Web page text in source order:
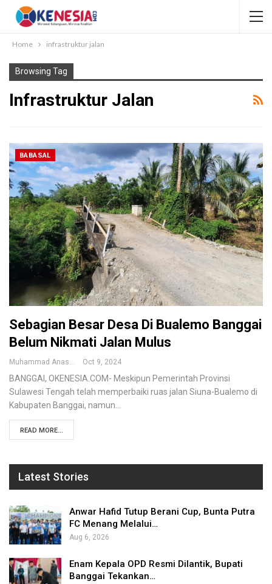
Home infrastruktur jalan
Browsing Tag
Infrastruktur Jalan
BABASAL
Sebagian Besar Desa Di Bualemo Banggai
Belum Nikmati Jalan Mulus
Muhammad Anas Oct 9, 2024
BANGGAI, OKENESIA.COM- Meskipun Pemerintah Provinsi
Sulawesi Tengah telah memperbaiki ruas jalan Siuna-Bualemo di
Kabupaten Banggai, namun…
READ MORE...
Latest Stories
Anwar Hafid Tutup Berani Cup, Bunta Putra
FC Menang Melalui…
Aug 6, 2026
Enam Kepala OPD Resmi Dilantik, Bupati
Banggai Tekankan…